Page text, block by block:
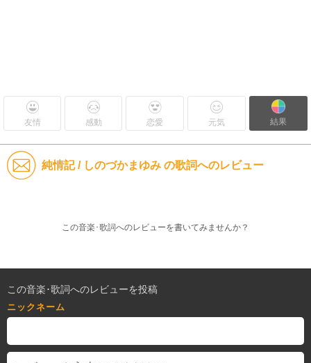
友情 感動 恋愛 元気 結果
純情記 / しのづかまゆみ の歌詞へのレビュー
この音楽･歌詞へのレビューを書いてみませんか？
この音楽･歌詞へのレビューを投稿
ニックネーム